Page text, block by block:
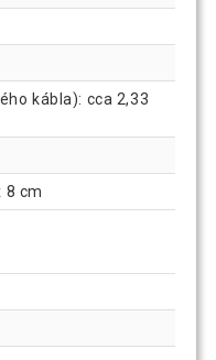
kábla): cca 2,33
8 cm